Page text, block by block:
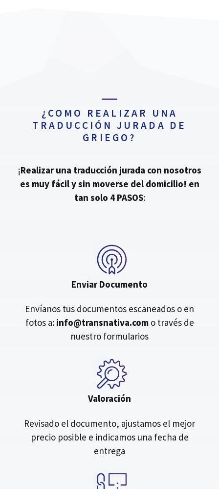
¿COMO REALIZAR UNA
TRADUCCIÓN JURADA DE
GRIEGO?
¡Realizar una traducción jurada con nosotros
es muy fácil y sin moverse del domicilio! en
tan solo 4 PASOS:
Enviar Documento
Envíanos tus documentos escaneados o en
fotos a: info@transnativa.como través de
nuestro formularios
Valoración
Revisado el documento, ajustamos el mejor
precio posible e indicamos una fecha de
entrega